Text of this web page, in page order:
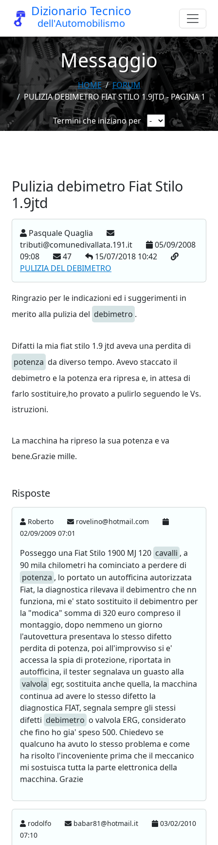
Dizionario Tecnico
dell'Automobilismo
Messaggio
HOME
FORUM
PULIZIA DEBIMETRO FIAT STILO 1.9JTD - PAGINA 1
Termini che iniziano per
Pulizia debimetro Fiat Stilo
1.9jtd
Pasquale Quaglia
tributi@comunedivallata.191.it
05/09/2008
09:08
47
15/07/2018 10:42
PULIZIA DEL DEBIMETRO
Ringrazio per le indicazioni ed i suggerimenti in
merito alla pulizia del debimetro .
Difatti la mia fiat stilo 1.9 jtd aveva una perdita di
potenza da diverso tempo. Avevo staccato il
debimetro e la potenza era ripresa e, in attesa di
farlo sostituire,ho provato a pulirlo seguendo le Vs.
istruzioni.
La macchina ha ripreso la sua potenza e va
bene.Grazie mille.
Risposte
Roberto
rovelino@hotmail.com
02/09/2009 07:01
Posseggo una Fiat Stilo 1900 MJ 120 cavalli , a
90 mila chilometri ha cominciato a perdere di
potenza , lo portato un autofficina autorizzata
Fiat, la diagnostica rilevava il debimentro che nn
funziona, mi e' stato sostituito il debimentro per
la "modica" somma di 320 euro compreso il
montaggio, dopo nemmeno un giorno
l'autovettura presentava lo stesso difetto
perdita di potenza, poi all'improvviso si e'
accessa la spia di protezione, riportata in
autofficina, il tester segnalava un guasto alla
valvola egr, sostituita anche quella, la macchina
continua ad avere lo stesso difetto la
diagnostica FIAT, segnala sempre gli stessi
difetti debimetro o valvola ERG, considerato
che fino ho gia' speso 500. Chiedevo se
qualcuno ha avuto lo stesso problema e come
ha risolto l'incoveniente prima che il meccanico
mi sostuisca tutta la parte elettronica della
macchina. Grazie
rodolfo babar81@hotmail.it
03/02/2010
07:10